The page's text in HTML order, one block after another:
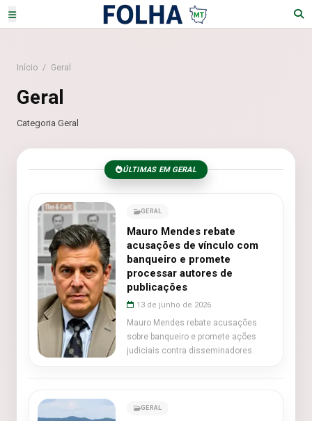
Início / Geral
Geral
Categoria Geral
ÚLTIMAS EM GERAL
GERAL
Mauro Mendes rebate
acusações de vínculo com
banqueiro e promete
processar autores de
publicações
13 de junho de 2026
Mauro Mendes rebate acusações
sobre banqueiro e promete ações
judiciais contra disseminadores.
GERAL